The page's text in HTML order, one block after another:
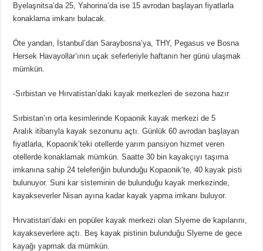
Byelaşnitsa’da 25, Yahorina’da ise 15 avrodan başlayan fiyatlarla
konaklama imkanı bulacak.
Öte yandan, İstanbul’dan Saraybosna’ya, THY, Pegasus ve Bosna
Hersek Havayollar’ının uçak seferleriyle haftanın her günü ulaşmak
mümkün.
-Sırbistan ve Hırvatistan’daki kayak merkezleri de sezona hazır
Sırbistan’ın orta kesimlerinde Kopaonik kayak merkezi de 5
Aralık itibarıyla kayak sezonunu açtı. Günlük 60 avrodan başlayan
fiyatlarla, Kopaonik’teki otellerde yarım pansiyon hizmet veren
otellerde konaklamak mümkün. Saatte 30 bin kayakçıyı taşıma
imkanına sahip 24 teleferiğin bulunduğu Kopaonik’te, 40 kayak pisti
bulunuyor. Suni kar sisteminin de bulunduğu kayak merkezinde,
kayakseverler Nisan ayına kadar kayak yapma imkanı buluyor.
Hırvatistan’daki en popüler kayak merkezi olan Slyeme de kapılarını,
kayakseverlere açtı. Beş kayak pistinin bulunduğu Slyeme de gece
kayağı yapmak da mümkün.